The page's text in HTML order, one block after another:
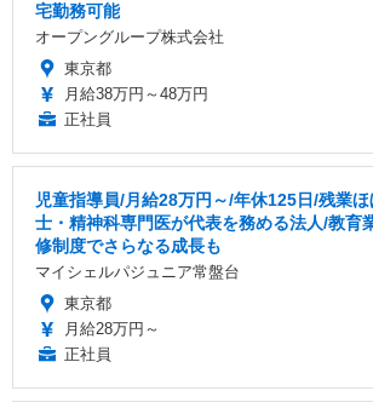
宅勤務可能
オープングループ株式会社
東京都
月給38万円～48万円
正社員
児童指導員/月給28万円～/年休125日/残業
士・精神科専門医が代表を務める法人/教育
修制度でさらなる成長も
マイシェルパジュニア常盤台
東京都
月給28万円～
正社員